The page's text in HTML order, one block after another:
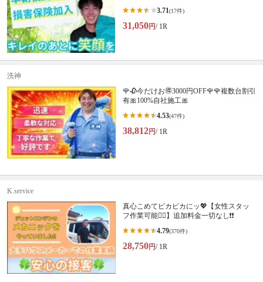
3.71(17件)
31,050円/ 1R
洗神
🌹🥀今だけお🉐3000円OFF🌹🌹複数台割引
有🎀100%自社施工🎀
4.53(47件)
38,812円/ 1R
K.service
真心こめてピカピカにッ💖【女性スタッ
フ作業可能🙆‍♀️】追加料金一切なし❗️❗️
4.79(370件)
28,750円/ 1R